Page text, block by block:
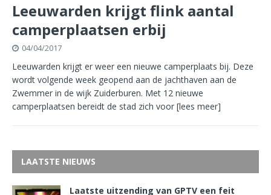
Leeuwarden krijgt flink aantal
camperplaatsen erbij
04/04/2017
Leeuwarden krijgt er weer een nieuwe camperplaats bij. Deze
wordt volgende week geopend aan de jachthaven aan de
Zwemmer in de wijk Zuiderburen. Met 12 nieuwe
camperplaatsen bereidt de stad zich voor [lees meer]
LAATSTE NIEUWS
Laatste uitzending van GPTV een feit